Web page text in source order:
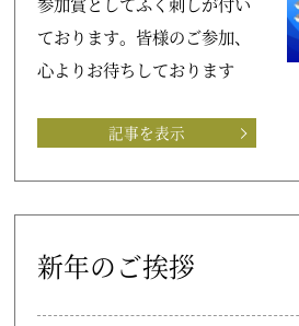
ております。皆様のご参加、
心よりお待ちしております
記事を表示
新年のご挨拶